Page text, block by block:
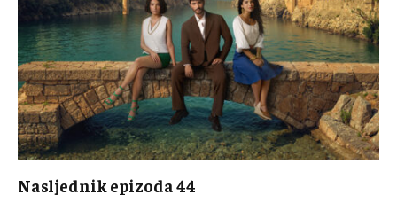
Nasljednik epizoda 44